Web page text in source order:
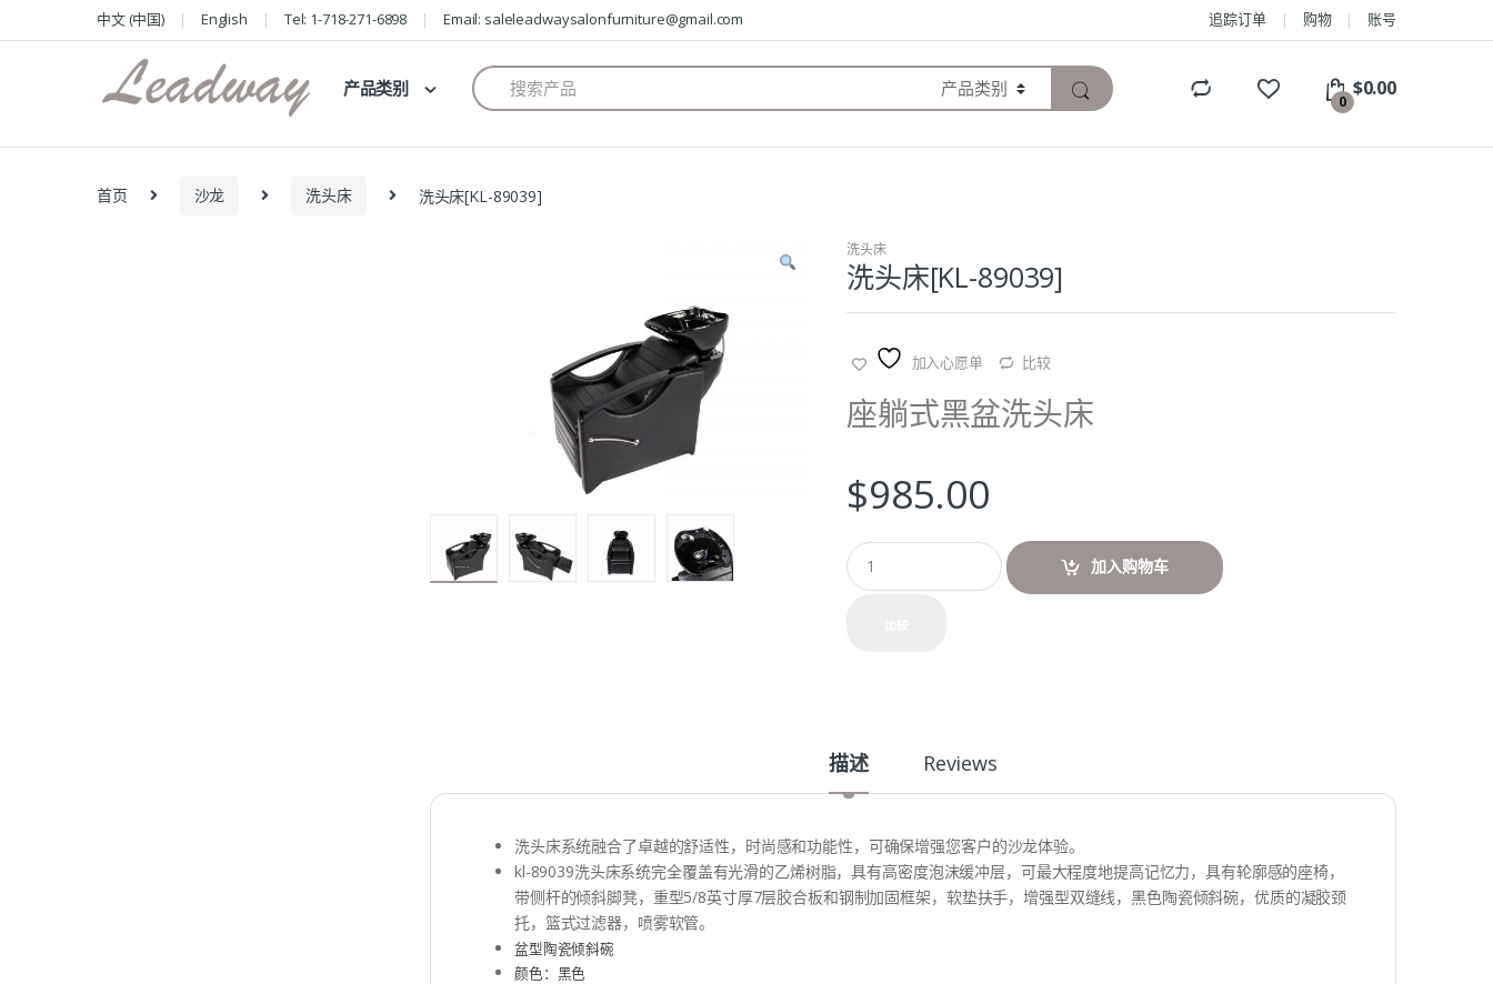
to
to
中文 (中国) English Tel: 1-718-271-6898 Email: saleleadwaysalonfurniture@gmail.com 追踪订单 购物 账号
产品类别
Search
for:
0
$0.00
首页 沙龙 洗头床 洗头床[KL-89039]
洗头床
洗头床[KL-89039]
加入心愿单 比较
座躺式黑盆洗头床
$985.00
Q
u
a
加入购物车
描述 Reviews
洗头床系统融合了卓越的舒适性，时尚感和功能性，可确保增强您客户的沙龙体验。
kl-89039洗头床系统完全覆盖有光滑的乙烯树脂，具有高密度泡沫缓冲层，可最大程度地提高记忆力，具有轮廓感的座椅，
带侧杆的倾斜脚凳，重型5/8英寸厚7层胶合板和钢制加固框架，软垫扶手，增强型双缝线，黑色陶瓷倾斜碗，优质的凝胶颈
托，篮式过滤器，喷雾软管。
盆型陶瓷倾斜碗
颜色：黑色